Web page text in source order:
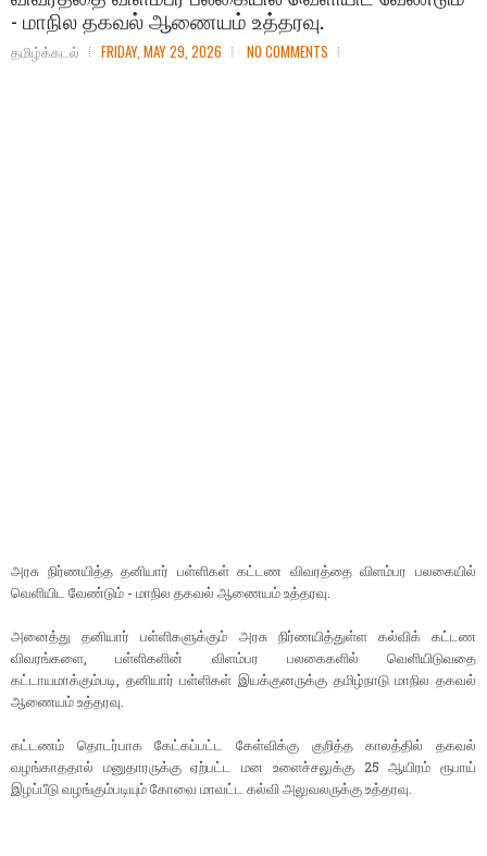
- மாநில தகவல் ஆணையம் உத்தரவு.
தமிழ்க்கடல் FRIDAY, MAY 29, 2026 NO COMMENTS
அரசு நிர்ணயித்த தனியார் பள்ளிகள் கட்டண விவரத்தை விளம்பர பலகையில்
வெளியிட வேண்டும் - மாநில தகவல் ஆணையம் உத்தரவு.
அனைத்து தனியார் பள்ளிகளுக்கும் அரசு நிர்ணயித்துள்ள கல்விக் கட்டண
விவரங்களை, பள்ளிகளின் விளம்பர பலகைகளில் வெளியிடுவதை
கட்டாயமாக்கும்படி, தனியார் பள்ளிகள் இயக்குனருக்கு தமிழ்நாடு மாநில தகவல்
ஆணையம் உத்தரவு.
கட்டணம் தொடர்பாக கேட்கப்பட்ட கேள்விக்கு குறித்த காலத்தில் தகவல்
வழங்காததால் மனுதாரருக்கு ஏற்பட்ட மன உளைச்சலுக்கு 25 ஆயிரம் ரூபாய்
இழப்பீடு வழங்கும்படியும் கோவை மாவட்ட கல்வி அலுவலருக்கு உத்தரவு.